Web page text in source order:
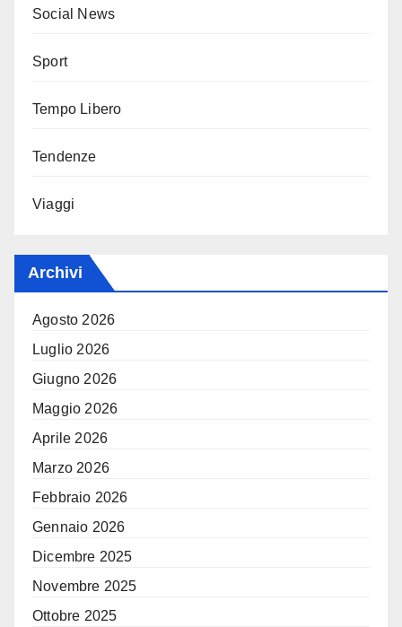
Social News
Sport
Tempo Libero
Tendenze
Viaggi
Archivi
Agosto 2026
Luglio 2026
Giugno 2026
Maggio 2026
Aprile 2026
Marzo 2026
Febbraio 2026
Gennaio 2026
Dicembre 2025
Novembre 2025
Ottobre 2025